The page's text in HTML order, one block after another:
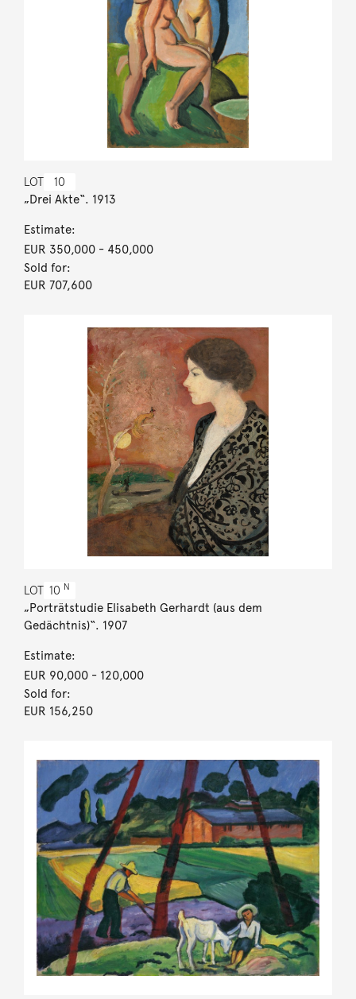
LOT 10
„Drei Akte“. 1913
Estimate:
EUR 350,000- 450,000
Sold for:
EUR 707,600
LOT 10 N
„Porträtstudie Elisabeth Gerhardt (aus dem
Gedächtnis)“. 1907
Estimate:
EUR 90,000- 120,000
Sold for:
EUR 156,250